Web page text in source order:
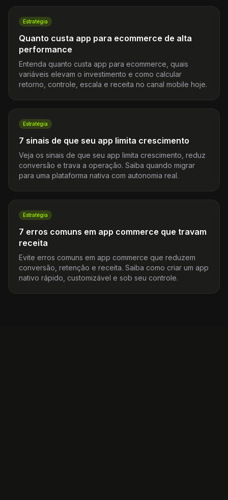
Estratégia
Quanto custa app para ecommerce de alta
performance
Entenda quanto custa app para ecommerce, quais
variáveis elevam o investimento e como calcular
retorno, controle, escala e receita no canal mobile hoje.
Estratégia
7 sinais de que seu app limita crescimento
Veja os sinais de que seu app limita crescimento, reduz
conversão e trava a operação. Saiba quando migrar
para uma plataforma nativa com autonomia real.
Estratégia
7 erros comuns em app commerce que travam
receita
Evite erros comuns em app commerce que reduzem
conversão, retenção e receita. Saiba como criar um app
nativo rápido, customizável e sob seu controle.